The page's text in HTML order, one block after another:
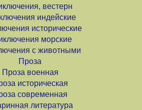
вестерн
индейские
исторические
морские
с животными
Проза
Проза военная
историческая
современная
литература